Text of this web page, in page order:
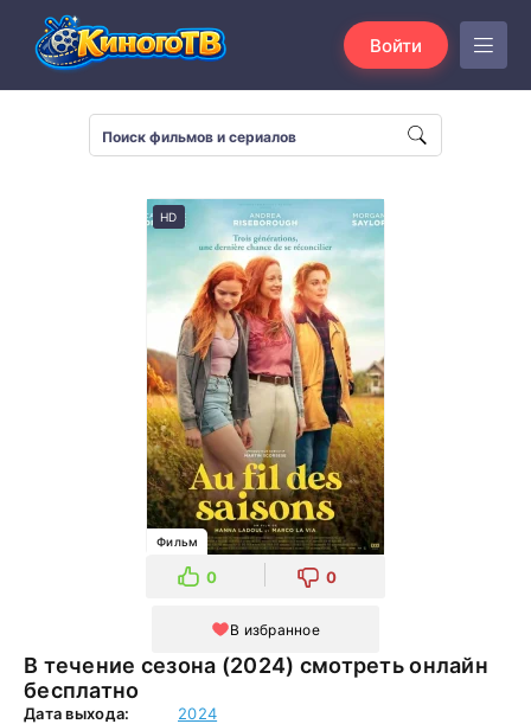
Войти
В течение сезона (2024) смотреть онлайн
бесплатно
HD
Фильм
0 0
В избранное
Дата выхода:
2024